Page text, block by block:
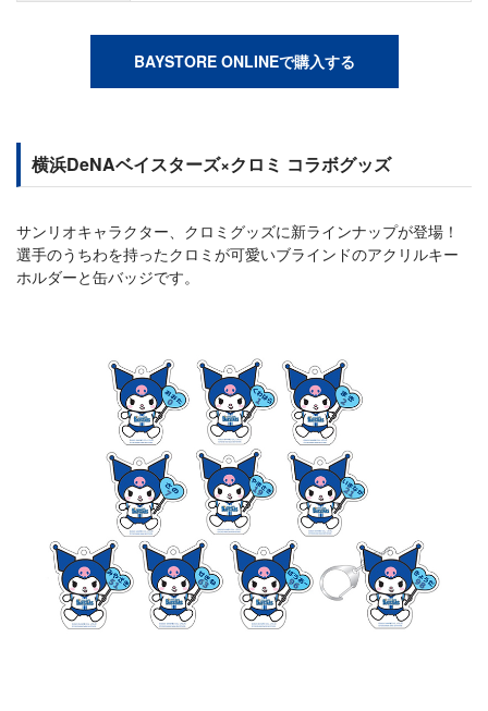
BAYSTORE ONLINEで購入する
横浜DeNAベイスターズ×クロミ コラボグッズ
サンリオキャラクター、クロミグッズに新ラインナップが登場！
選手のうちわを持ったクロミが可愛いブラインドのアクリルキー
ホルダーと缶バッジです。